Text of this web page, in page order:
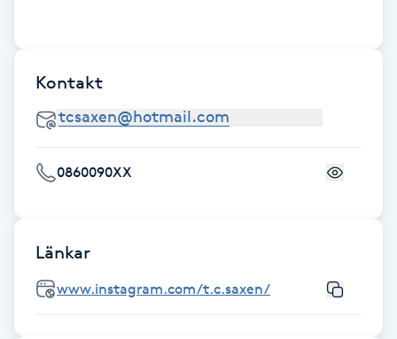
Headspa
Healing
Herrklippning
HIFU
Hollywood Peel
Kontakt
0860090XX
Länkar
www.instagram.com/t.c.saxen/